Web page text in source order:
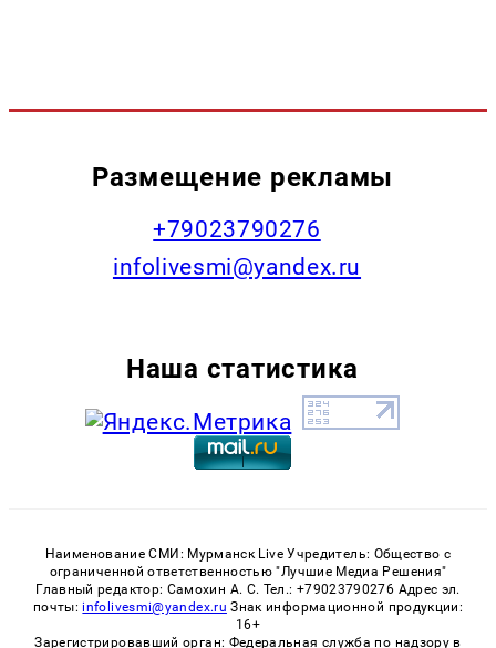
Размещение рекламы
+79023790276
infolivesmi@yandex.ru
Наша статистика
Наименование СМИ: Мурманск Live Учредитель: Общество с
ограниченной ответственностью "Лучшие Медиа Решения"
Главный редактор: Самохин А. С. Тел.: +79023790276 Адрес эл.
почты: infolivesmi@yandex.ru Знак информационной продукции:
16+
Зарегистрировавший орган: Федеральная служба по надзору в